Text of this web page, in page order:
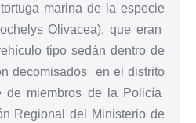
marina de la especie
Olivacea), que eran
tipo sedán dentro de
decomisados en el distrito
miembros de la Policía
Regional del Ministerio de